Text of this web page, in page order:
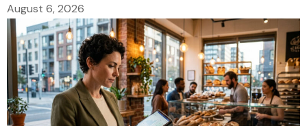
August 6, 2026